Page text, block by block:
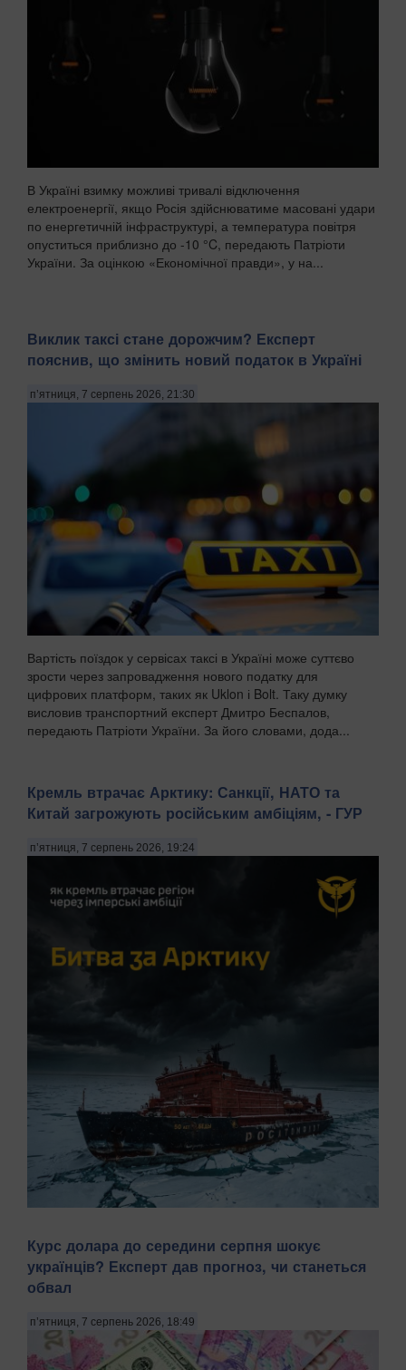
В Україні взимку можливі тривалі відключення
електроенергії, якщо Росія здійснюватиме масовані удари
по енергетичній інфраструктурі, а температура повітря
опуститься приблизно до -10 °C, передають Патріоти
України. За оцінкою «Економічної правди», у на...
Виклик таксі стане дорожчим? Експерт
пояснив, що змінить новий податок в Україні
п’ятниця, 7 серпень 2026, 21:30
Вартість поїздок у сервісах таксі в Україні може суттєво
зрости через запровадження нового податку для
цифрових платформ, таких як Uklon і Bolt. Таку думку
висловив транспортний експерт Дмитро Беспалов,
передають Патріоти України. За його словами, дода...
Кремль втрачає Арктику: Санкції, НАТО та
Китай загрожують російським амбіціям, - ГУР
п’ятниця, 7 серпень 2026, 19:24
видобутку природних ресурсів. Територія Північного
Льодовитого океану, яка донедавна була вкрита товстими
шарами криги й залишалася важкодоступною для
Курс долара до середини серпня шокує
українців? Експерт дав прогноз, чи станеться
обвал
п’ятниця, 7 серпень 2026, 18:49